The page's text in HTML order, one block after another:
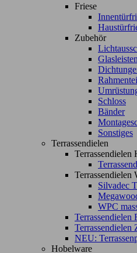
Friese
Zubehör
Glasleisten
Schloss
Bänder
Sonstiges
Terrassendielen
Terrassendielen
Terrassendielen
Silvadec
WPC
Terrassendielen
Terrassendielen
NEU:
Hobelware